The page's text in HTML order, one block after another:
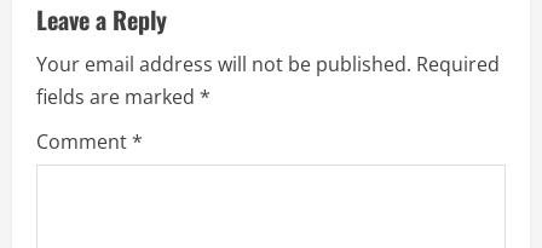
i
g
a
Leave a Reply
Your email address will not be published. Required
fields are marked *
Comment*